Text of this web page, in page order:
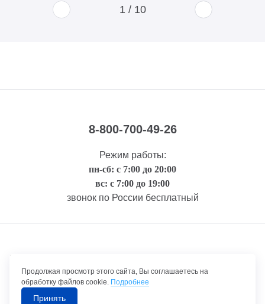
1 / 10
8-800-700-49-26
Режим работы:
пн-сб: с 7:00 до 20:00
вс: с 7:00 до 19:00
звонок по России бесплатный
Правовая информация
©1992-2026 ТрансТехСервис – продажа и обслуживание автомобилей.
Продолжая просмотр этого сайта, Вы соглашаетесь на
обработку файлов cookie. Подробнее
Принять